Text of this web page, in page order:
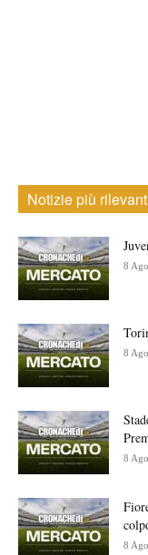
Notizie più
8
8
8
8